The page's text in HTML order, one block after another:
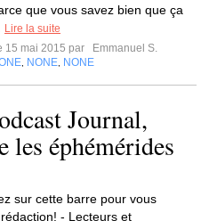
que vous savez bien que ça
Lire la suite
15 mai 2015 par
Emmanuel S.
NONE NONE
Journal,
les éphémérides
sur cette barre pour vous
- Lecteurs et